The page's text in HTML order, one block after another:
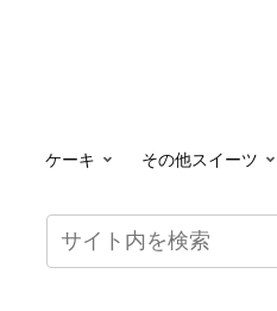
ケーキ その他スイーツ